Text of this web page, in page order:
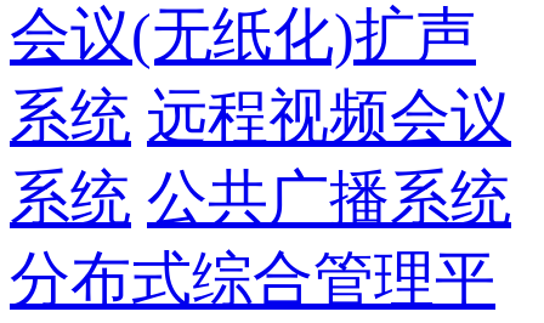
会议(无纸化)扩声
系统 远程视频会议
系统 公共广播系统
分布式综合管理平